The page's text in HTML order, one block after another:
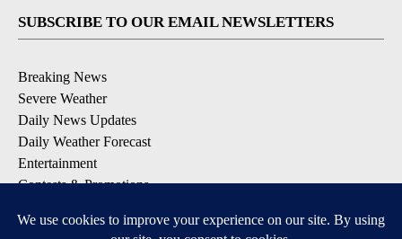
SUBSCRIBE TO OUR EMAIL NEWSLETTERS
Breaking News
Severe Weather
Daily News Updates
Daily Weather Forecast
Entertainment
Contests & Promotions
DOWNLOAD OUR APPS